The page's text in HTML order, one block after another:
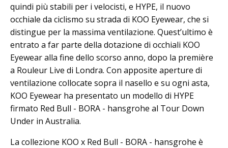
quindi più stabili per i velocisti, e HYPE, il nuovo
occhiale da ciclismo su strada di KOO Eyewear, che si
distingue per la massima ventilazione. Quest’ultimo è
entrato a far parte della dotazione di occhiali KOO
Eyewear alla fine dello scorso anno, dopo la première
a Rouleur Live di Londra. Con apposite aperture di
ventilazione collocate sopra il nasello e su ogni asta,
KOO Eyewear ha presentato un modello di HYPE
firmato Red Bull - BORA - hansgrohe al Tour Down
Under in Australia.
La collezione KOO x Red Bull - BORA - hansgrohe è